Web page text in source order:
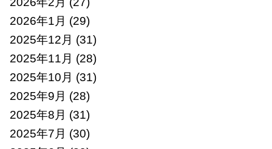
2026年1月 (29)
2025年12月 (31)
2025年11月 (28)
2025年10月 (31)
2025年9月 (28)
2025年8月 (31)
2025年7月 (30)